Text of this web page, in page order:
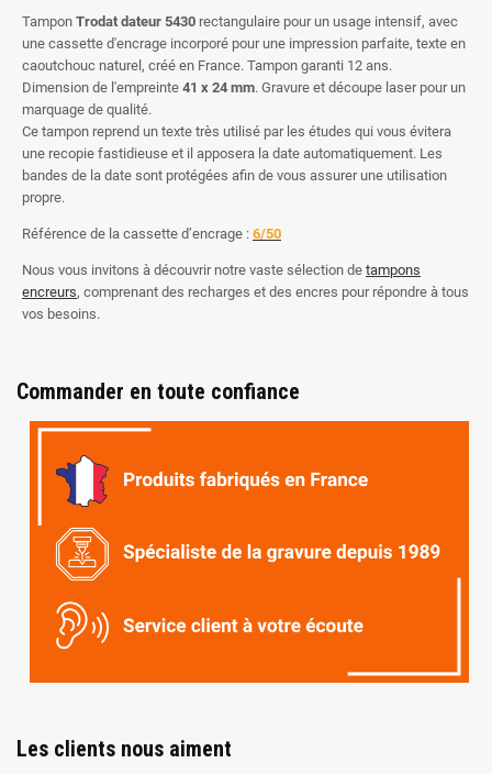
Tampon Trodat dateur 5430 rectangulaire pour un usage intensif, avec
une cassette d'encrage incorporé pour une impression parfaite, texte en
caoutchouc naturel, créé en France. Tampon garanti 12 ans.
Dimension de l'empreinte 41 x 24 mm. Gravure et découpe laser pour un
marquage de qualité.
Ce tampon reprend un texte très utilisé par les études qui vous évitera
une recopie fastidieuse et il apposera la date automatiquement. Les
bandes de la date sont protégées afin de vous assurer une utilisation
propre.
Référence de la cassette d’encrage : 6/50
Nous vous invitons à découvrir notre vaste sélection de tampons
encreurs, comprenant des recharges et des encres pour répondre à tous
vos besoins.
Commander en toute confiance
Les clients nous aiment